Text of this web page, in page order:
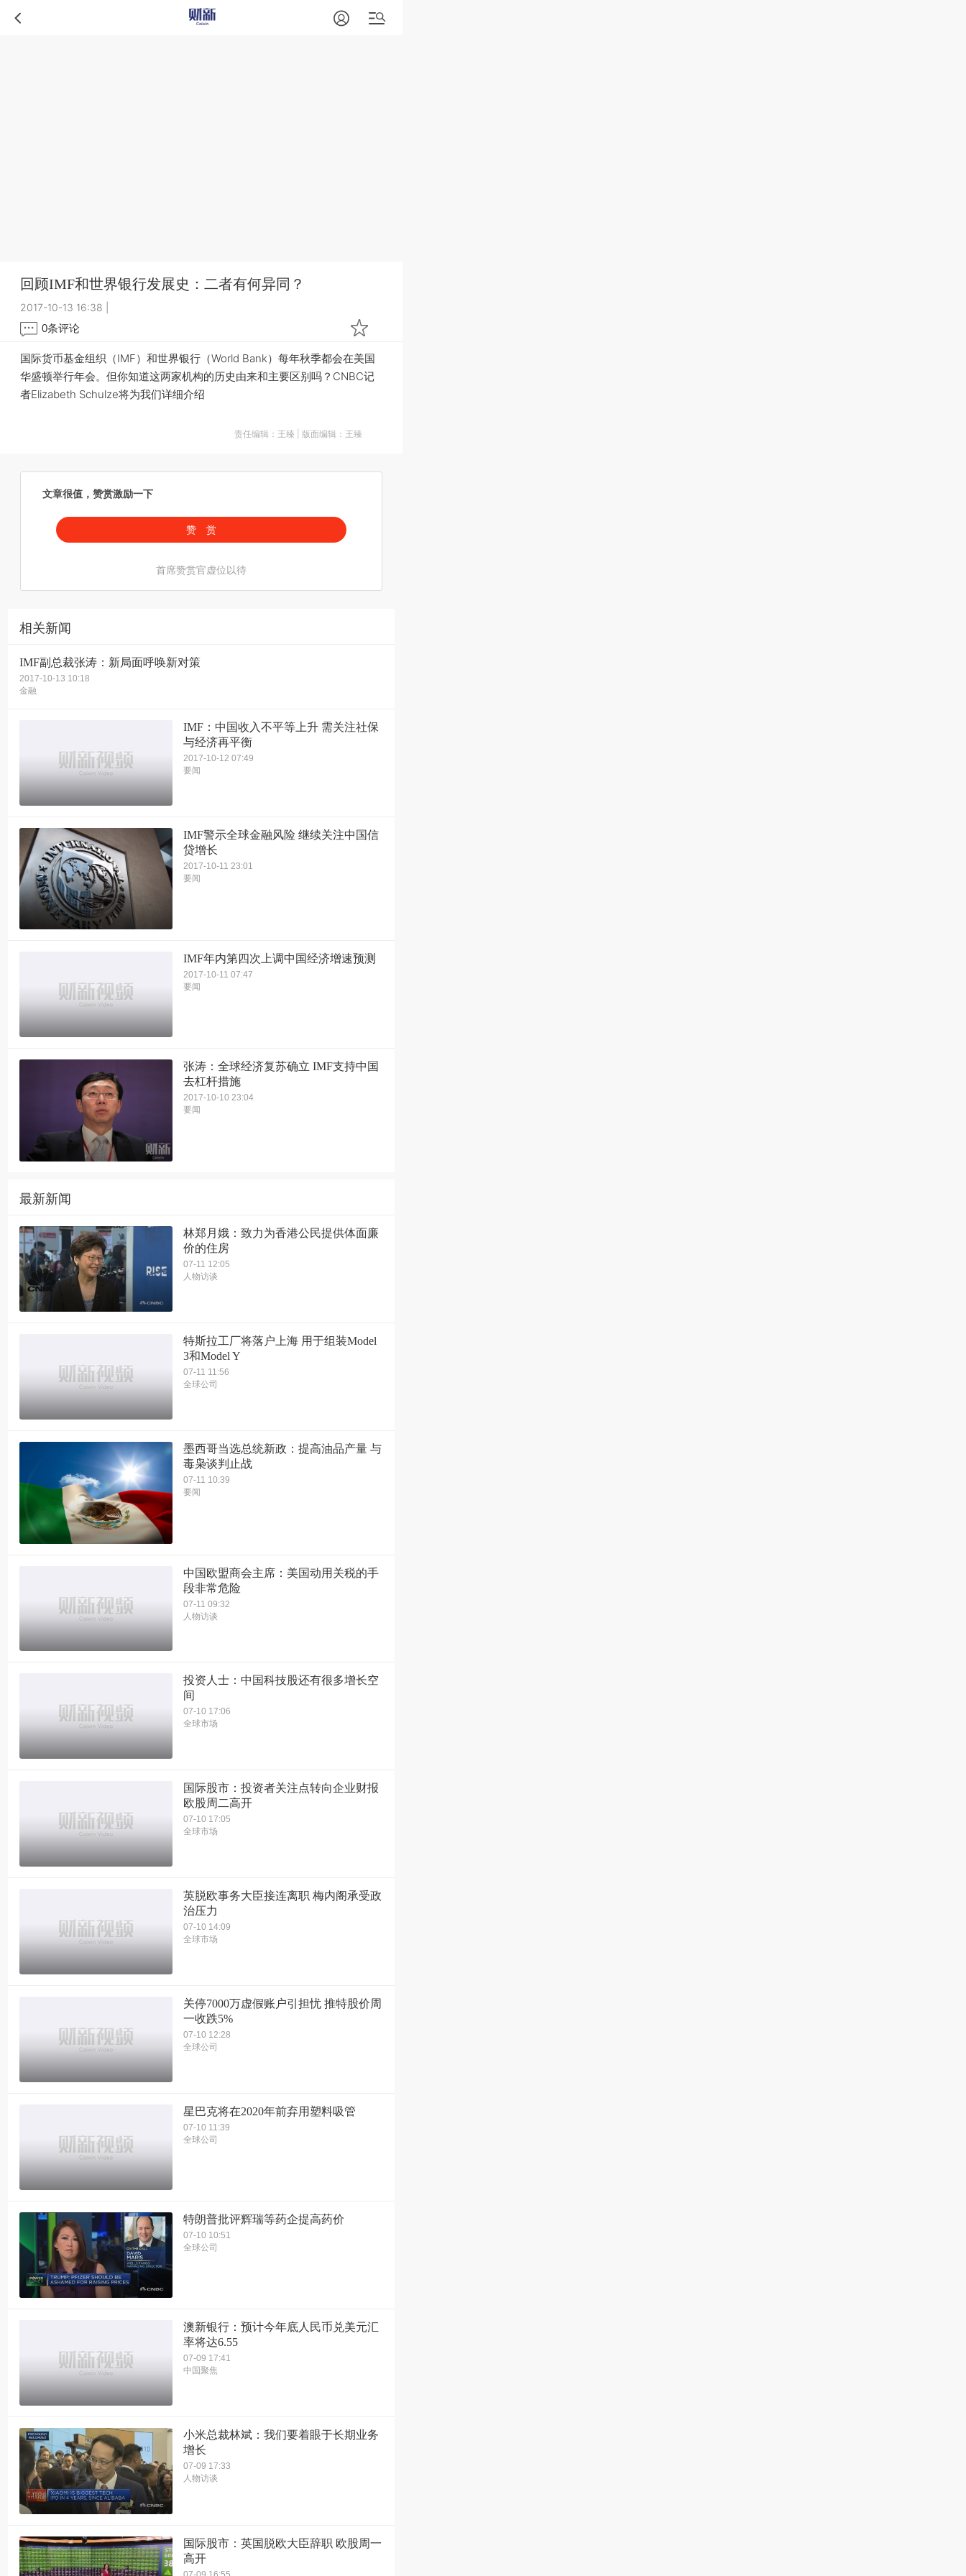
回顾IMF和世界银行发展史：二者有何异同？
2017-10-13 16:38
0条评论
国际货币基金组织（IMF）和世界银行（World Bank）每年秋季都会在美国
华盛顿举行年会。但你知道这两家机构的历史由来和主要区别吗？CNBC记
者Elizabeth Schulze将为我们详细介绍
责任编辑：王臻 | 版面编辑：王臻
文章很值，赞赏激励一下
赞 赏
首席赞赏官虚位以待
相关新闻
IMF副总裁张涛：新局面呼唤新对策
2017-10-13 10:18
金融
IMF：中国收入不平等上升 需关注社保
与经济再平衡
2017-10-12 07:49
要闻
IMF警示全球金融风险 继续关注中国信
贷增长
2017-10-11 23:01
要闻
IMF年内第四次上调中国经济增速预测
2017-10-11 07:47
要闻
张涛：全球经济复苏确立 IMF支持中国
去杠杆措施
2017-10-10 23:04
要闻
最新新闻
林郑月娥：致力为香港公民提供体面廉
价的住房
07-11 12:05
人物访谈
特斯拉工厂将落户上海 用于组装Model
3和Model Y
07-11 11:56
全球公司
墨西哥当选总统新政：提高油品产量 与
毒枭谈判止战
07-11 10:39
要闻
中国欧盟商会主席：美国动用关税的手
段非常危险
07-11 09:32
人物访谈
投资人士：中国科技股还有很多增长空
间
07-10 17:06
全球市场
国际股市：投资者关注点转向企业财报
欧股周二高开
07-10 17:05
全球市场
英脱欧事务大臣接连离职 梅内阁承受政
治压力
07-10 14:09
全球市场
关停7000万虚假账户引担忧 推特股价周
一收跌5%
07-10 12:28
全球公司
星巴克将在2020年前弃用塑料吸管
07-10 11:39
全球公司
特朗普批评辉瑞等药企提高药价
07-10 10:51
全球公司
澳新银行：预计今年底人民币兑美元汇
率将达6.55
07-09 17:41
中国聚焦
小米总裁林斌：我们要着眼于长期业务
增长
07-09 17:33
人物访谈
国际股市：英国脱欧大臣辞职 欧股周一
高开